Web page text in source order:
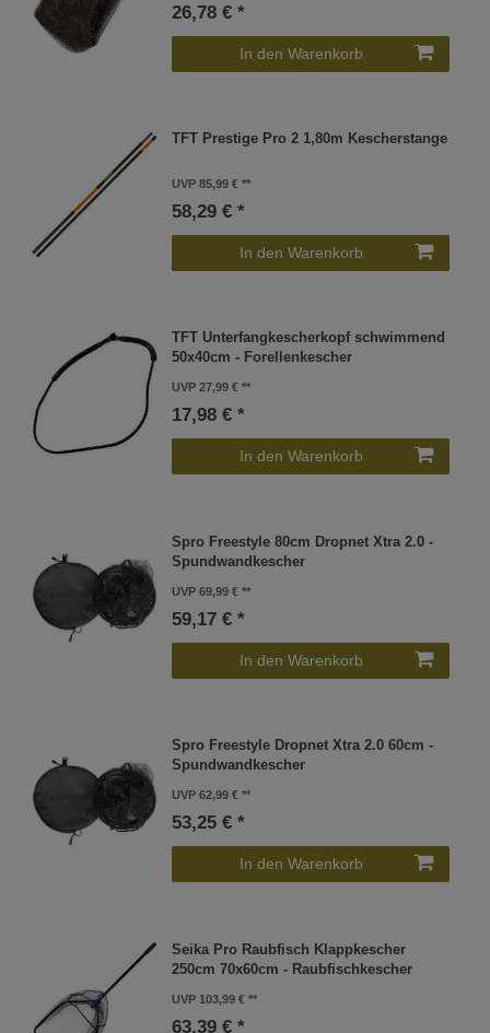
26,78 € *
In den Warenkorb
TFT Prestige Pro 2 1,80m Kescherstange
UVP 85,99 €
58,29 € *
In den Warenkorb
TFT Unterfangkescherkopf schwimmend
50x40cm - Forellenkescher
UVP 27,99 €
17,98 € *
In den Warenkorb
Spro Freestyle 80cm Dropnet Xtra 2.0 -
Spundwandkescher
UVP 69,99 €
59,17 € *
In den Warenkorb
Spro Freestyle Dropnet Xtra 2.0 60cm -
Spundwandkescher
UVP 62,99 €
53,25 € *
In den Warenkorb
Seika Pro Raubfisch Klappkescher
250cm 70x60cm - Raubfischkescher
UVP 103,99 €
63,39 € *